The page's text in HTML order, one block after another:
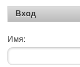
Вход
Имя: